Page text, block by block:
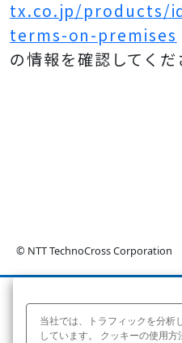
tx.co.jp/products/
terms-on-premises
の情報を確認してくだ
© NTT TechnoCross Corporation
当社では、トラフィックを分析
しています。 クッキーの使用方